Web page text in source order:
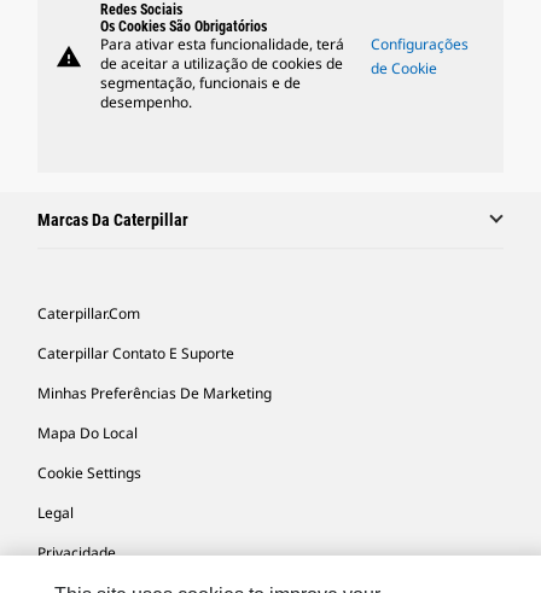
warning
Redes Sociais
Os Cookies São Obrigatórios
Para ativar esta funcionalidade, terá
de aceitar a utilização de cookies de
segmentação, funcionais e de
desempenho.
Configurações
de Cookie
Marcas Da Caterpillar
Caterpillar.com
Caterpillar Contato E Suporte
Minhas Preferências De Marketing
Mapa Do Local
Cookie Settings
Legal
Privacidade